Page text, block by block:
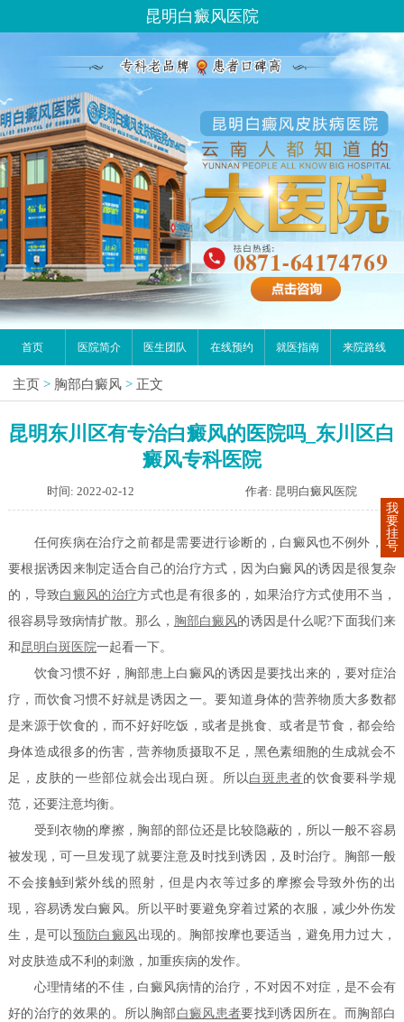
昆明白癜风医院
首页 医院简介 医生团队 在线预约 就医指南 来院路线
主页 > 胸部白癜风 > 正文
昆明东川区有专治白癜风的医院吗_东川区白
癜风专科医院
时间: 2022-02-12 作者: 昆明白癜风医院
任何疾病在治疗之前都是需要进行诊断的，白癜风也不例外，需
要根据诱因来制定适合自己的治疗方式，因为白癜风的诱因是很复杂
的，导致白癜风的治疗方式也是有很多的，如果治疗方式使用不当，
很容易导致病情扩散。那么， 胸部白癜风的诱因是什么呢?下面我们来
和 昆明白斑医院一起看一下。
饮食习惯不好，胸部患上白癜风的诱因是要找出来的，要对症治
疗，而饮食习惯不好就是诱因之一。要知道身体的营养物质大多数都
是来源于饮食的，而不好好吃饭，或者是挑食、或者是节食，都会给
身体造成很多的伤害，营养物质摄取不足，黑色素细胞的生成就会不
足，皮肤的一些部位就会出现白斑。所以白斑患者的饮食要科学规
范，还要注意均衡。
受到衣物的摩擦，胸部的部位还是比较隐蔽的，所以一般不容易
被发现，可一旦发现了就要注意及时找到诱因，及时治疗。胸部一般
不会接触到紫外线的照射，但是内衣等过多的摩擦会导致外伤的出
现，容易诱发白癜风。所以平时要避免穿着过紧的衣服，减少外伤发
生，是可以预防白癜风出现的。胸部按摩也要适当，避免用力过大，
对皮肤造成不利的刺激，加重疾病的发作。
心理情绪的不佳，白癜风病情的治疗，不对因不对症，是不会有
好的治疗的效果的。所以胸部 白癜风患者要找到诱因所在。而胸部白
我
要
挂
号